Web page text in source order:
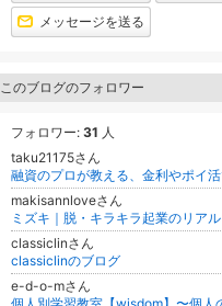
メッセージを送る
このブログのフォロワー
フォロワー: 31 人
taku21175さん
makisannloveさん
ミズキ｜脱・キラキラ起業のリアル
classiclinさん
classiclinのブログ
e-d-o-mさん